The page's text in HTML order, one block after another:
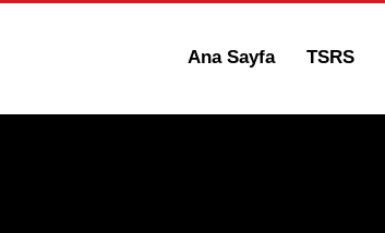
Ana Sayfa TSRS